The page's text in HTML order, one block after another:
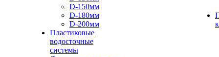
D-150мм
D-180мм
D-200мм
Пластиковые
водосточные
системы